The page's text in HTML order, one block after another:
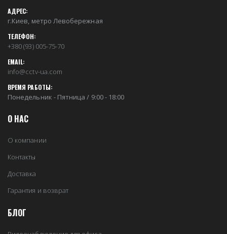
АДРЕС:
г.Киев, метро Левобережная
ТЕЛЕФОН:
+380 (93) 005-75-70
EMAIL:
info@cctv-ua.com
ВРЕМЯ РАБОТЫ:
Понедельник - Пятница / 9:00 - 18:00
О НАС
О компании
Контакты
Доставка
Гарантия и возврат
БЛОГ